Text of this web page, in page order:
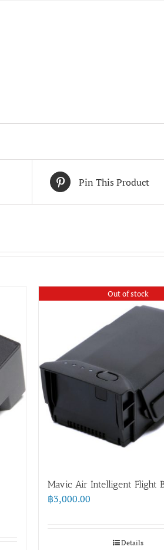
Pin This Product
Out of stock
Mavic Air Intelligent Flight
฿3,000.00
Details